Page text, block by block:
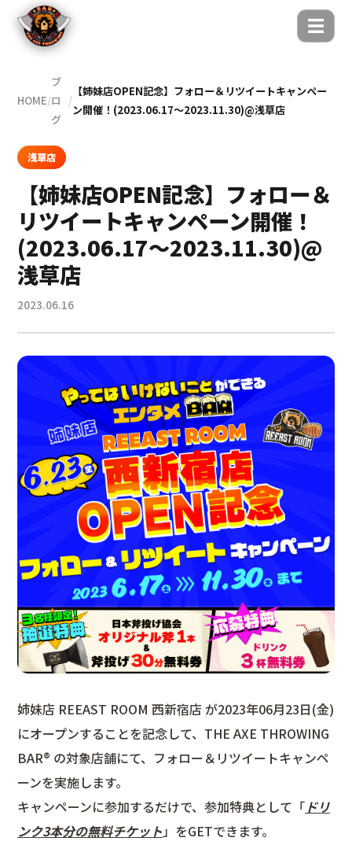
☰
HOME/
ブ
ロ
グ
/
【姉妹店OPEN記念】フォロー＆リツイートキャンペー
ン開催！(2023.06.17〜2023.11.30)@浅草店
浅草店
【姉妹店OPEN記念】フォロー＆
リツイートキャンペーン開催！
(2023.06.17〜2023.11.30)@
浅草店
2023.06.16
姉妹店 REEAST ROOM 西新宿店 が2023年06月23日(金)
にオープンすることを記念して、THE AXE THROWING
BAR®︎ の対象店舗にて、フォロー＆リツイートキャンペ
ーンを実施します。
キャンペーンに参加するだけで、参加特典として「ドリ
ンク3本分の無料チケット」をGETできます。